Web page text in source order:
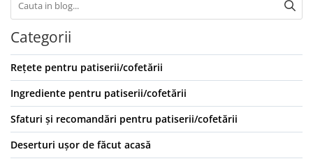
Categorii
Rețete pentru patiserii/cofetării
Ingrediente pentru patiserii/cofetării
Sfaturi și recomandări pentru patiserii/cofetării
Deserturi ușor de făcut acasă